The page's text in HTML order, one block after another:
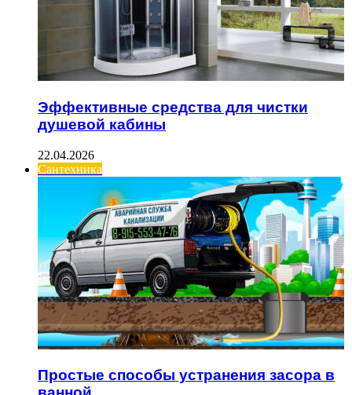
Эффективные средства для чистки
душевой кабины
22.04.2026
Сантехника
Простые способы устранения засора в